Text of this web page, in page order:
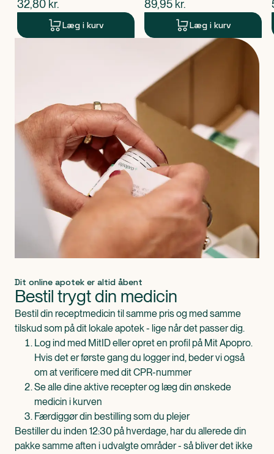
$nuværende pris
32,80 kr.
Læg i kurv
$nuværende pris
89,95 kr.
Læg i kurv
Dit online apotek er altid åbent
Bestil trygt din medicin
Bestil din receptmedicin til samme pris og med samme
tilskud som på dit lokale apotek - lige når det passer dig.
Log ind med MitID eller opret en profil på Mit Apopro.
Hvis det er første gang du logger ind, beder vi også
om at verificere med dit CPR-nummer
Se alle dine aktive recepter og læg din ønskede
medicin i kurven
Færdiggør din bestilling som du plejer
Bestiller du inden 12:30 på hverdage, har du allerede din
pakke samme aften i udvalgte områder - så bliver det ikke